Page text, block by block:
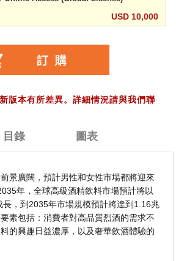
USD 10,000
版本有所差異。詳細情況請與我們聯
目錄 圖表
景廣闊，預計男性和女性市場都將迎來
年，全球高級酒精飲料市場預計將以
長，到2035年市場規模預計將達到1.16兆
素包括：消費者對高品質烈酒的需求不
的興趣日益濃厚，以及奢華飲酒體驗的